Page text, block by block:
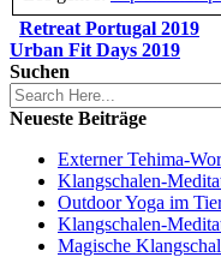
Retreat Portugal 2019
Urban Fit Days 2019
Suchen
Neueste Beiträge
Externer Tehima-
Klangschalen-
Outdoor Yoga im
Klangschalen-
Magische